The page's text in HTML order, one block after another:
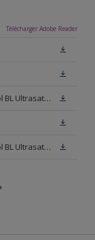
Télécharger Adobe Reader
Fiche de données de sécurité Rubbol BL Ultrasatin Base N00
Fiche de données de sécurité Rubbol BL Ultrasatin Base W05